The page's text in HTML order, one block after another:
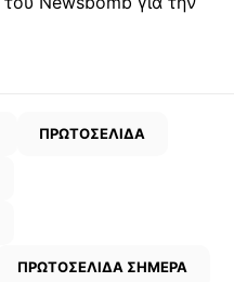
ΠΡΩΤΟΣΕΛΙΔΑ
ΠΡΩΤΟΣΕΛΙΔΑ ΣΗΜΕΡΑ